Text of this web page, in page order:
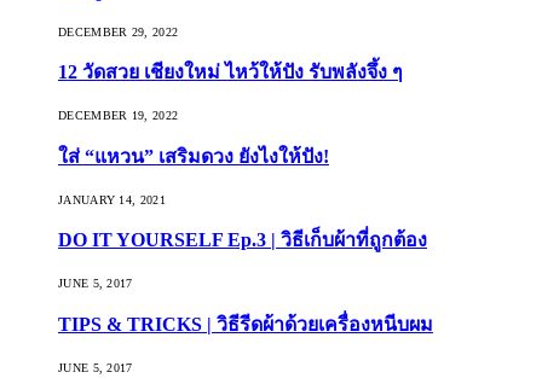
DECEMBER 29, 2022
12 วัดสวย เชียงใหม่ ไหว้ให้ปัง รับพลังจึ้ง ๆ
DECEMBER 19, 2022
ใส่ “แหวน” เสริมดวง ยังไงให้ปัง!
JANUARY 14, 2021
DO IT YOURSELF Ep.3 | วิธีเก็บผ้าที่ถูกต้อง
JUNE 5, 2017
TIPS & TRICKS | วิธีรีดผ้าด้วยเครื่องหนีบผม
JUNE 5, 2017